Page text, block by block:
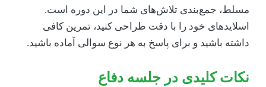
جمع‌بندی تلاش‌های شما در این دوره است.
خود را با دقت طراحی کنید، تمرین کافی
باشید و برای پاسخ به هر نوع سوالی آماده باشید.
کلیدی در جلسه دفاع